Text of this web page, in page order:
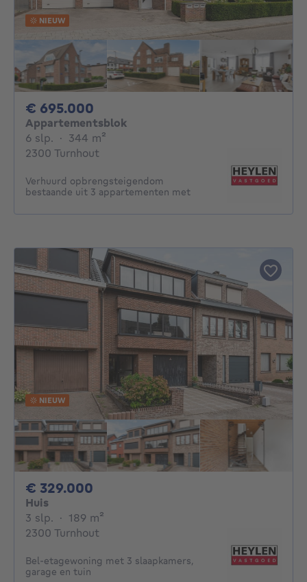
NIEUW
€ 695.000
Appartementsblok
6 slp. 6 slaapkamers
· 344 m²
2300 Turnhout
Verhuurd opbrengsteigendom
bestaande uit 3 appartementen met
NIEUW
€ 329.000
Huis
3 slp. 3 slaapkamers
· 189 m²
2300 Turnhout
Bel-etagewoning met 3 slaapkamers,
garage en tuin